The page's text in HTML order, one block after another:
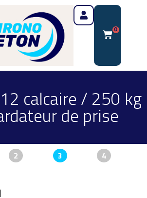
0
calcaire / 250 kg
de prise
2 3 4